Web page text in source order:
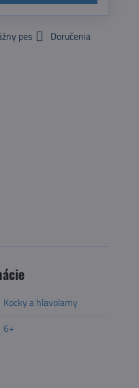
pes
Doručenia
Kocky a hlavolamy
6+